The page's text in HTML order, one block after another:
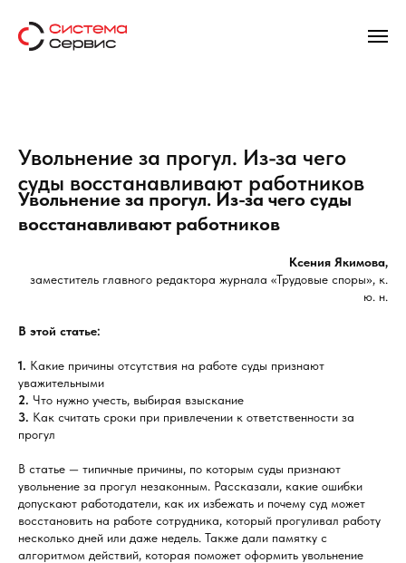
Увольнение за прогул. Из-за чего
суды восстанавливают работников
Увольнение за прогул. Из-за чего суды
восстанавливают работников
Ксения Якимова,
заместитель главного редактора журнала «Трудовые споры», к.
ю. н.
В этой статье:
1. Какие причины отсутствия на работе суды признают
уважительными
2. Что нужно учесть, выбирая взыскание
3. Как считать сроки при привлечении к ответственности за
прогул
В статье — типичные причины, по которым суды признают
увольнение за прогул незаконным. Рассказали, какие ошибки
допускают работодатели, как их избежать и почему суд может
восстановить на работе сотрудника, который прогуливал работу
несколько дней или даже недель. Также дали памятку с
алгоритмом действий, которая поможет оформить увольнение